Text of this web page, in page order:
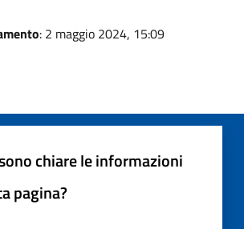
: 2 maggio 2024, 15:09
chiare le informazioni
pagina?